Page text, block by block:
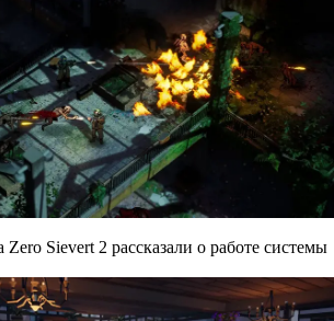
Zero Sievert 2 рассказали о работе системы